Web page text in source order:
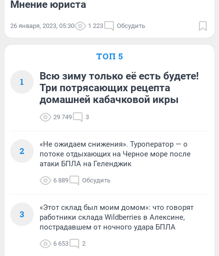
Мнение юриста
26 января, 2023, 05:30 1 223 Обсудить
ТОП 5
1
Всю зиму только её есть будете!
Три потрясающих рецепта
домашней кабачковой икры
29 749 3
2
«Не ожидаем снижения». Туроператор — о
потоке отдыхающих на Черное море после
атаки БПЛА на Геленджик
6 889 Обсудить
3
«Этот склад был моим домом»: что говорят
работники склада Wildberries в Алексине,
пострадавшем от ночного удара БПЛА
6 653 2